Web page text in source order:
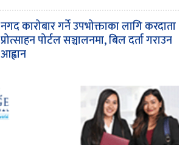
नगद कारोबार गर्ने उपभोक्ताका लागि करदाता
प्रोत्साहन पोर्टल सञ्चालनमा, बिल दर्ता गराउन
आह्वान